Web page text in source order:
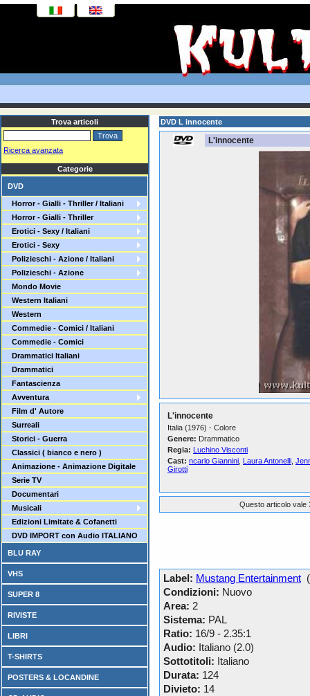
Trova articoli
Ricerca avanzata
Categorie
DVD
Horror - Gialli - Thriller / Italiani
Horror - Gialli - Thriller
Erotici - Sexy / Italiani
Erotici - Sexy
Polizieschi - Azione / Italiani
Polizieschi - Azione
Mondo Movie
Western Italiani
Western
Commedie - Comici / Italiani
Commedie - Comici
Drammatici Italiani
Drammatici
Fantascienza
Avventura
Film d' Autore
Surreali
Storici - Guerra
Classici ( bianco e nero )
Animazione - Animazione Digitale
Serie TV
Documentari
Musicali
Edizioni Limitate & Cofanetti
DVD IMPORT con Audio ITALIANO
BLU RAY
VHS
SUPER 8
RIVISTE
LIBRI
T-SHIRTS
POSTERS & LOCANDINE
DVD L innocente
L'innocente
L'innocente
Italia (1976) - Colore
Genere: Drammatico
Regia: Luchino Visconti
Cast: ncarlo Giannini Laura Antonelli
Girotti
Questo articolo vale
Label: Mustang Entertainment
Condizioni: Nuovo
Area: 2
Sistema: PAL
Ratio: 16/9 - 2.35:1
Audio: Italiano (2.0)
Sottotitoli: Italiano
Durata: 124
Divieto: 14